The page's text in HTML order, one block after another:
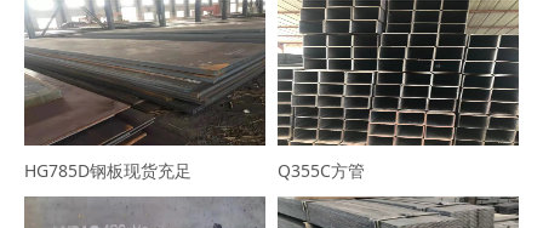
HG785D钢板现货充足 Q355C方管